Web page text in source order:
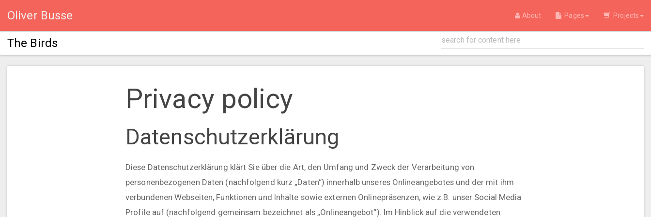
Oliver Busse About Pages Projects
The Birds
Privacy policy
Datenschutzerklärung
Diese Datenschutzerklärung klärt Sie über die Art, den Umfang und Zweck der Verarbeitung von
personenbezogenen Daten (nachfolgend kurz „Daten“) innerhalb unseres Onlineangebotes und der mit ihm
verbundenen Webseiten, Funktionen und Inhalte sowie externen Onlinepräsenzen, wie z.B. unser Social Media
Profile auf (nachfolgend gemeinsam bezeichnet als „Onlineangebot“). Im Hinblick auf die verwendeten